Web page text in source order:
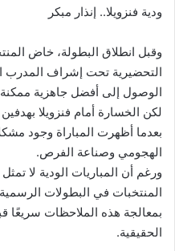
ودية فنزويلا.. إنذار مبكر
وقبل انطلاق البطولة، خاض
التحضيرية تحت إشراف المدرب
الوصول إلى أفضل جاهزية
لكن الخسارة أمام فنزويلا
بعدما أظهرت المباراة وجود
الهجومي وصناعة الفرص.
ورغم أن المباريات الودية لا
المنتخبات في البطولات
بمعالجة هذه الملاحظات سريعًا
الحقيقية.